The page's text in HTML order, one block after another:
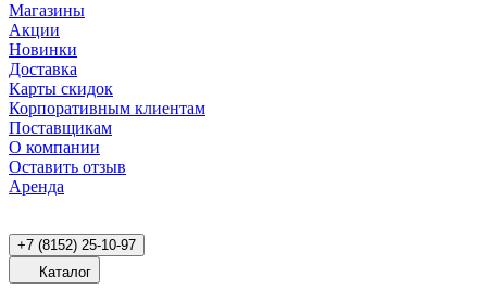
Магазины
Акции
Новинки
Доставка
Карты скидок
Корпоративным клиентам
Поставщикам
О компании
Оставить отзыв
Аренда
+7 (8152) 25-10-97
Каталог